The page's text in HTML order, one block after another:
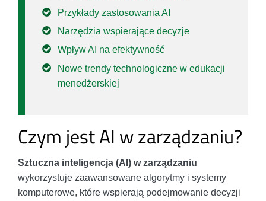
Przykłady zastosowania AI
Narzędzia wspierające decyzje
Wpływ AI na efektywność
Nowe trendy technologiczne w edukacji
menedżerskiej
Czym jest AI w zarządzaniu?
Sztuczna inteligencja (AI) w zarządzaniu
wykorzystuje zaawansowane algorytmy i systemy
komputerowe, które wspierają podejmowanie decyzji